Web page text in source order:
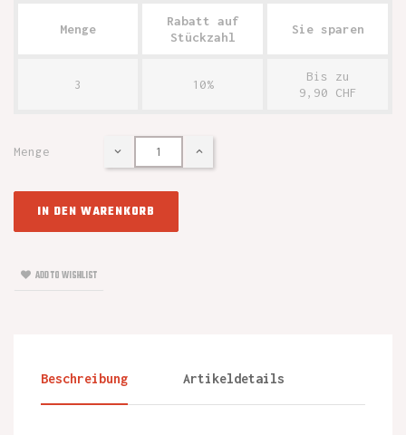
Menge
Rabatt auf
Stückzahl
Sie sparen
3 10%
Bis zu
9,90 CHF
Menge
IN DEN WARENKORB
ADD TO WISHLIST
Beschreibung Artikeldetails